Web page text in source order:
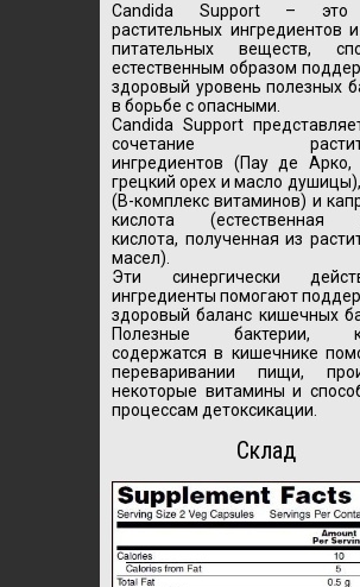
Candida Support – это
растительных ингредиентов
питательных веществ,
естественным образом
здоровый уровень полезных
в борьбе с опасными.
Candida Support
сочетание
ингредиентов (Пау де Арко,
грецкий орех и масло
(B-комплекс витаминов) и
кислота (естественная
кислота, полученная из
масел).
Эти синергически
ингредиенты помогают
здоровый баланс кишечных
Полезные бактерии,
содержатся в кишечнике
переваривании пищи,
некоторые витамины и
процессам детоксикации.
Склад